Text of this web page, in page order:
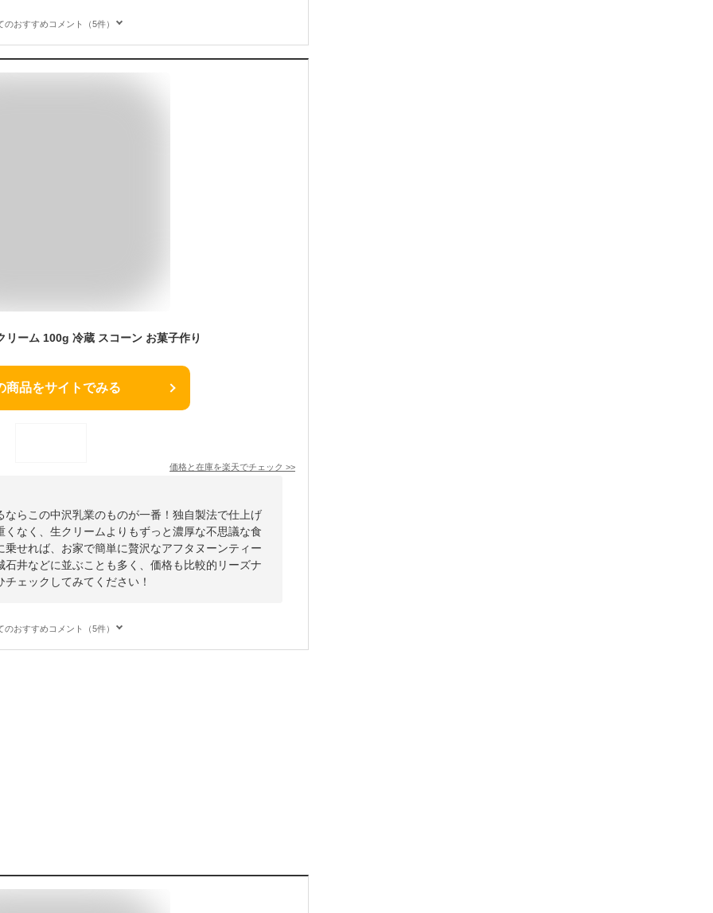
のおすすめコメント（5件）
リーム 100g 冷蔵 スコーン お菓子作り
商品をサイトでみる
価格と在庫を楽天でチェック >>
らこの中沢乳業のものが一番！独自製法で仕上げ
なく、生クリームよりもずっと濃厚な不思議な食
せれば、お家で簡単に贅沢なアフタヌーンティー
井などに並ぶことも多く、価格も比較的リーズナ
ェックしてみてください！
のおすすめコメント（5件）